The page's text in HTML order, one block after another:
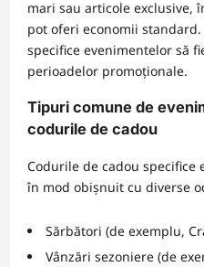
mari sau articole exclusive,
pot oferi economii
specifice evenimentelor să
perioadelor promoționale.
Tipuri comune de
codurile de cadou
Codurile de cadou specifice
în mod obișnuit cu diverse
Sărbători (de exemplu,
Vânzări sezoniere (de